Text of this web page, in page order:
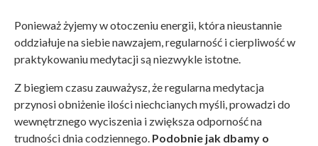
Ponieważ żyjemy w otoczeniu energii, która nieustannie
oddziałuje na siebie nawzajem, regularność i cierpliwość w
praktykowaniu medytacji są niezwykle istotne.
Z biegiem czasu zauważysz, że regularna medytacja
przynosi obniżenie ilości niechcianych myśli, prowadzi do
wewnętrznego wyciszenia i zwiększa odporność na
trudności dnia codziennego. Podobnie jak dbamy o